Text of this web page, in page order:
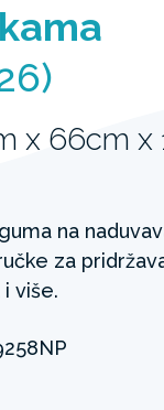
x 66cm x
na
za
više.